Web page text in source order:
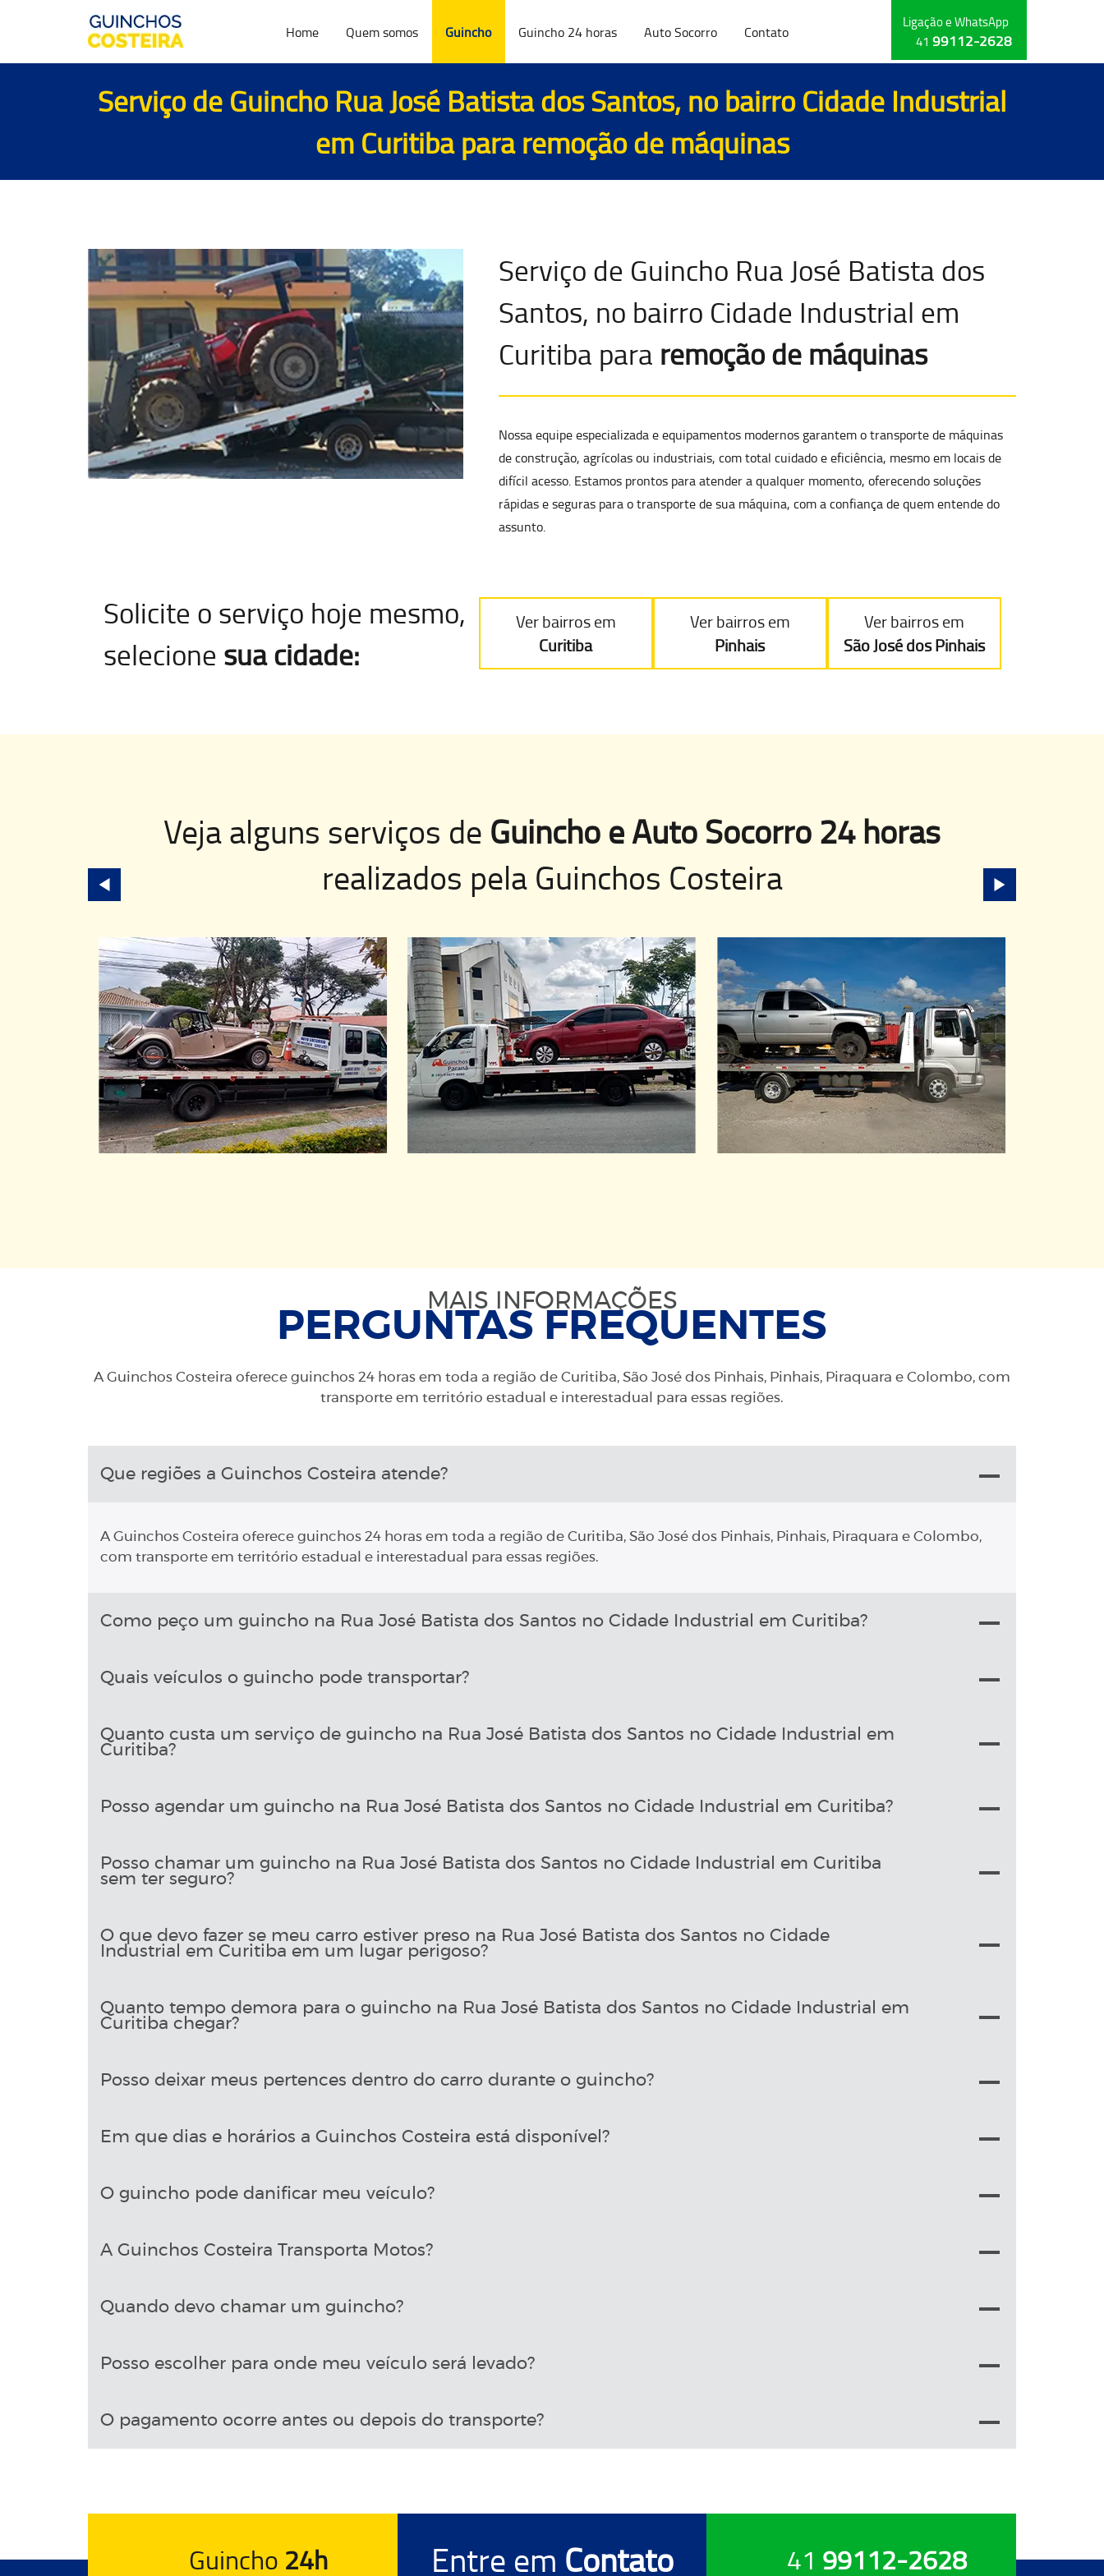
Home Quem somos Guincho Guincho 24 horas Auto Socorro Contato
Ligação e WhatsApp
41 99112-2628
Serviço de Guincho Rua José Batista dos Santos, no bairro Cidade Industrial
em Curitiba pararemoção de máquinas
Serviço de Guincho Rua José Batista dos
Santos, no bairro Cidade Industrial em
Curitiba para remoção de máquinas
Nossa equipe especializada e equipamentos modernos garantem otransporte de máquinas
de construção, agrícolas ou industriais, com total cuidado e eficiência, mesmo em locais de
difícil acesso. Estamos prontos para atender a qualquer momento, oferecendo soluções
rápidas e seguras para o transporte de sua máquina, com a confiança de quem entende do
assunto.
Solicite o serviço hoje mesmo,
selecione sua cidade:
Ver bairros em
Curitiba
Ver bairros em
Pinhais
Ver bairros em
São José dos Pinhais
Veja alguns serviços de Guincho e Auto Socorro 24 horas
realizados pelaGuinchos Costeira
MAIS INFORMAÇÕES
PERGUNTAS FREQUENTES
A Guinchos Costeira oferece guinchos 24 horas em toda a região de Curitiba, São José dos Pinhais, Pinhais, Piraquara e Colombo, com
transporte em território estadual e interestadual para essas regiões.
Que regiões a Guinchos Costeira atende?
A Guinchos Costeira oferece guinchos 24 horas em toda a região de Curitiba, São José dos Pinhais, Pinhais, Piraquara e Colombo,
com transporte em território estadual e interestadual para essas regiões.
Como peço um guincho na Rua José Batista dos Santos no Cidade Industrial em Curitiba?
Quais veículos o guincho pode transportar?
Quanto custa um serviço de guincho na Rua José Batista dos Santos no Cidade Industrial em
Curitiba?
Posso agendar um guincho na Rua José Batista dos Santos no Cidade Industrial em Curitiba?
Posso chamar um guincho na Rua José Batista dos Santos no Cidade Industrial em Curitiba
sem ter seguro?
O que devo fazer se meu carro estiver preso na Rua José Batista dos Santos no Cidade
Industrial em Curitiba em um lugar perigoso?
Quanto tempo demora para o guincho na Rua José Batista dos Santos no Cidade Industrial em
Curitiba chegar?
Posso deixar meus pertences dentro do carro durante o guincho?
Em que dias e horários a Guinchos Costeira está disponível?
O guincho pode danificar meu veículo?
A Guinchos Costeira Transporta Motos?
Quando devo chamar um guincho?
Posso escolher para onde meu veículo será levado?
O pagamento ocorre antes ou depois do transporte?
Guincho 24h Entre em Contato 41 99112-2628